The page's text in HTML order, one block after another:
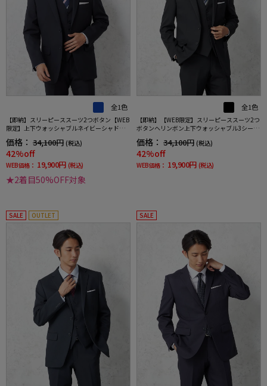
全1色
【即納】スリーピーススーツ2つボタン【WEB
限定】上下ウォッシャブルネイビーシャドウ
価格： 34,100円 (税込)
42%off
WEB価格： 19,900円 (税込)
★2着目50%OFF対象
全1色
【即納】【WEB限定】スリーピーススーツ2つ
ボタンヘリンボン上下ウォッシャブル3シーズ
価格： 34,100円 (税込)
42%off
WEB価格： 19,900円 (税込)
SALE OUTLET SALE